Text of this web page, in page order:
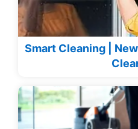
Smart Cleaning |